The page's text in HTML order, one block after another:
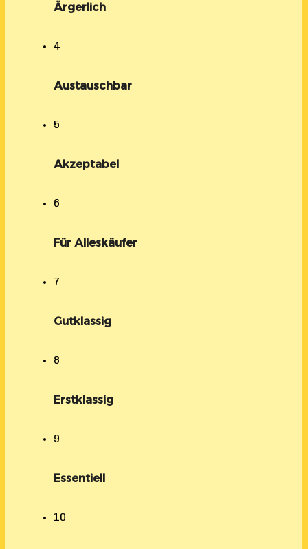
Ärgerlich
4
Austauschbar
5
Akzeptabel
6
Für Alleskäufer
7
Gutklassig
8
Erstklassig
9
Essentiell
10